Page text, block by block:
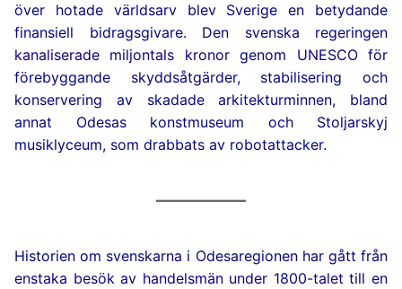
över hotade världsarv blev Sverige en betydande
finansiell bidragsgivare. Den svenska regeringen
kanaliserade miljontals kronor genom UNESCO för
förebyggande skyddsåtgärder, stabilisering och
konservering av skadade arkitekturminnen, bland
annat Odesas konstmuseum och Stoljarskyj
musiklyceum, som drabbats av robotattacker.
Historien om svenskarna i Odesaregionen har gått från
enstaka besök av handelsmän under 1800-talet till en